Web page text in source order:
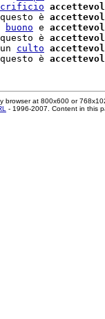
è
buono e
è
un culto
è
browser at 800x600 or
- 1996-2007. Content in this